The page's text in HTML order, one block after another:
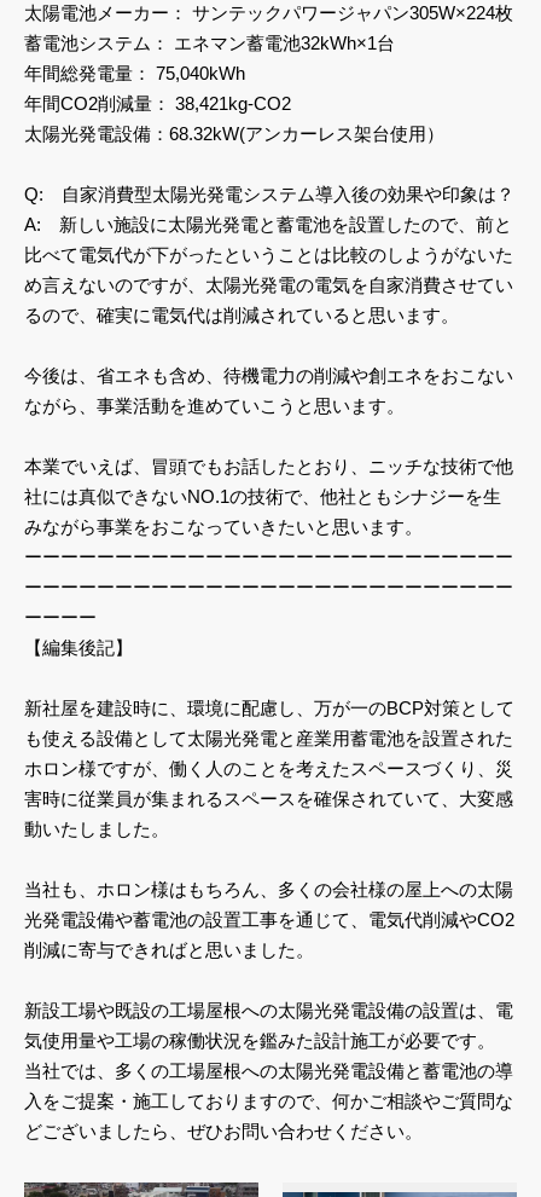
太陽電池メーカー： サンテックパワージャパン305W×224枚
蓄電池システム： エネマン蓄電池32kWh×1台
年間総発電量： 75,040kWh
年間CO2削減量： 38,421kg-CO2
太陽光発電設備：68.32kW(アンカーレス架台使用）
Q: 自家消費型太陽光発電システム導入後の効果や印象は？
A: 新しい施設に太陽光発電と蓄電池を設置したので、前と
比べて電気代が下がったということは比較のしようがないた
め言えないのですが、太陽光発電の電気を自家消費させてい
るので、確実に電気代は削減されていると思います。
今後は、省エネも含め、待機電力の削減や創エネをおこない
ながら、事業活動を進めていこうと思います。
本業でいえば、冒頭でもお話したとおり、ニッチな技術で他
社には真似できないNO.1の技術で、他社ともシナジーを生
みながら事業をおこなっていきたいと思います。
ーーーーーーーーーーーーーーーーーーーーーーーーーーー
ーーーーーーーーーーーーーーーーーーーーーーーーーーー
ーーーー
【編集後記】
新社屋を建設時に、環境に配慮し、万が一のBCP対策として
も使える設備として太陽光発電と産業用蓄電池を設置された
ホロン様ですが、働く人のことを考えたスペースづくり、災
害時に従業員が集まれるスペースを確保されていて、大変感
動いたしました。
当社も、ホロン様はもちろん、多くの会社様の屋上への太陽
光発電設備や蓄電池の設置工事を通じて、電気代削減やCO2
削減に寄与できればと思いました。
新設工場や既設の工場屋根への太陽光発電設備の設置は、電
気使用量や工場の稼働状況を鑑みた設計施工が必要です。
当社では、多くの工場屋根への太陽光発電設備と蓄電池の導
入をご提案・施工しておりますので、何かご相談やご質問な
どございましたら、ぜひお問い合わせください。